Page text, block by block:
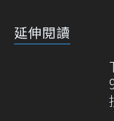
延伸閱讀